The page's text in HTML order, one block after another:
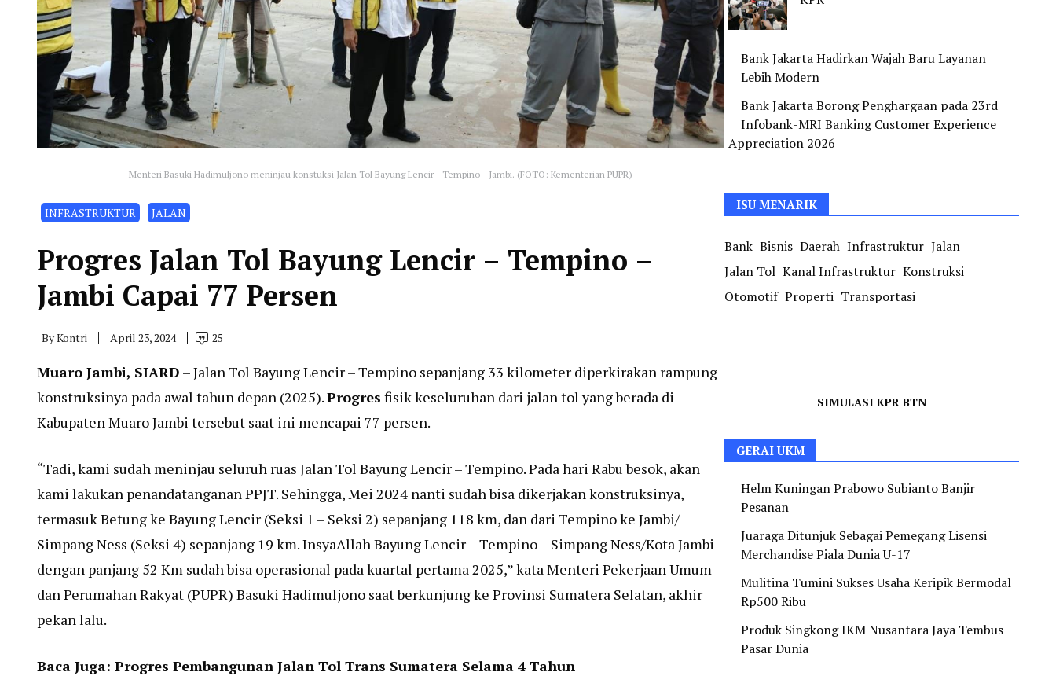
Menteri Basuki Hadimuljono meninjau konstuksi Jalan Tol Bayung Lencir - Tempino - Jambi. (FOTO: Kementerian PUPR)
INFRASTRUKTUR JALAN
Progres Jalan Tol Bayung Lencir – Tempino –
Jambi Capai 77 Persen
ByKontri April 23, 2024 25
Muaro Jambi, SIARD – Jalan Tol Bayung Lencir – Tempino sepanjang 33 kilometer diperkirakan rampung
konstruksinya pada awal tahun depan (2025).Progres fisik keseluruhan dari jalan tol yang berada di
Kabupaten Muaro Jambi tersebut saat ini mencapai 77 persen.
“Tadi, kami sudah meninjau seluruh ruas Jalan Tol Bayung Lencir – Tempino. Pada hari Rabu besok, akan
kami lakukan penandatanganan PPJT. Sehingga, Mei 2024 nanti sudah bisa dikerjakan konstruksinya,
termasuk Betung ke Bayung Lencir (Seksi 1 – Seksi 2) sepanjang 118 km, dan dari Tempino ke Jambi/
Simpang Ness (Seksi 4) sepanjang 19 km. InsyaAllah Bayung Lencir – Tempino – Simpang Ness/Kota Jambi
dengan panjang 52 Km sudah bisa operasional pada kuartal pertama 2025,” kata Menteri Pekerjaan Umum
dan Perumahan Rakyat (PUPR) Basuki Hadimuljono saat berkunjung ke Provinsi Sumatera Selatan, akhir
pekan lalu.
Baca Juga: Progres Pembangunan Jalan Tol Trans Sumatera Selama 4 Tahun
Bank Jakarta Hadirkan Wajah Baru Layanan
Lebih Modern
Bank Jakarta Borong Penghargaan pada 23rd
Infobank-MRI Banking Customer Experience
Appreciation 2026
ISU MENARIK
Bank Bisnis Daerah Infrastruktur Jalan
Jalan Tol Kanal Infrastruktur Konstruksi
Otomotif Properti Transportasi
SIMULASI KPR BTN
GERAI UKM
Helm Kuningan Prabowo Subianto Banjir
Pesanan
Juaraga Ditunjuk Sebagai Pemegang Lisensi
Merchandise Piala Dunia U-17
Mulitina Tumini Sukses Usaha Keripik Bermodal
Rp500 Ribu
Produk Singkong IKM Nusantara Jaya Tembus
Pasar Dunia